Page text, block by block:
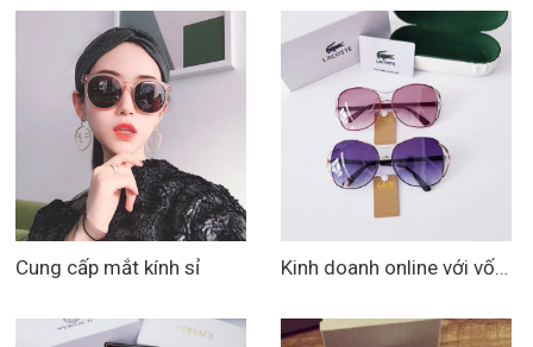
Cung cấp mắt kính sỉ Kinh doanh online với vốn dưới 500k